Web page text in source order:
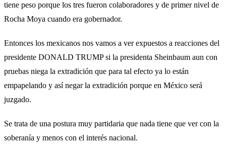
tiene peso porque los tres fueron colaboradores y de primer nivel de
Rocha Moya cuando era gobernador.
Entonces los mexicanos nos vamos a ver expuestos a reacciones del
presidente DONALD TRUMP si la presidenta Sheinbaum aun con
pruebas niega la extradición que para tal efecto ya lo están
empapelando y así negar la extradición porque en México será
juzgado.
Se trata de una postura muy partidaria que nada tiene que ver con la
soberanía y menos con el interés nacional.